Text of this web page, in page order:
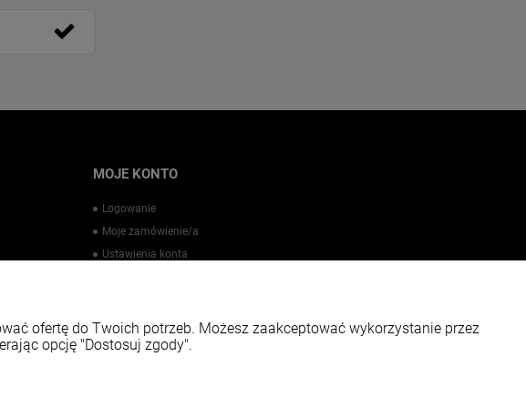
MOJE KONTO
Logowanie
Moje zamówienie/a
Ustawienia konta
ofertę do Twoich potrzeb. Możesz zaakceptować wykorzystanie przez
opcję "Dostosuj zgody".